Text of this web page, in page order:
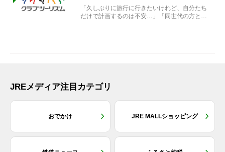
「久しぶりに旅行に行きたいけれど、自分たち
だけで計画するのは不安…」「同世代の方と気
JREメディア注目カテゴリ
おでかけ JRE MALLショッピング